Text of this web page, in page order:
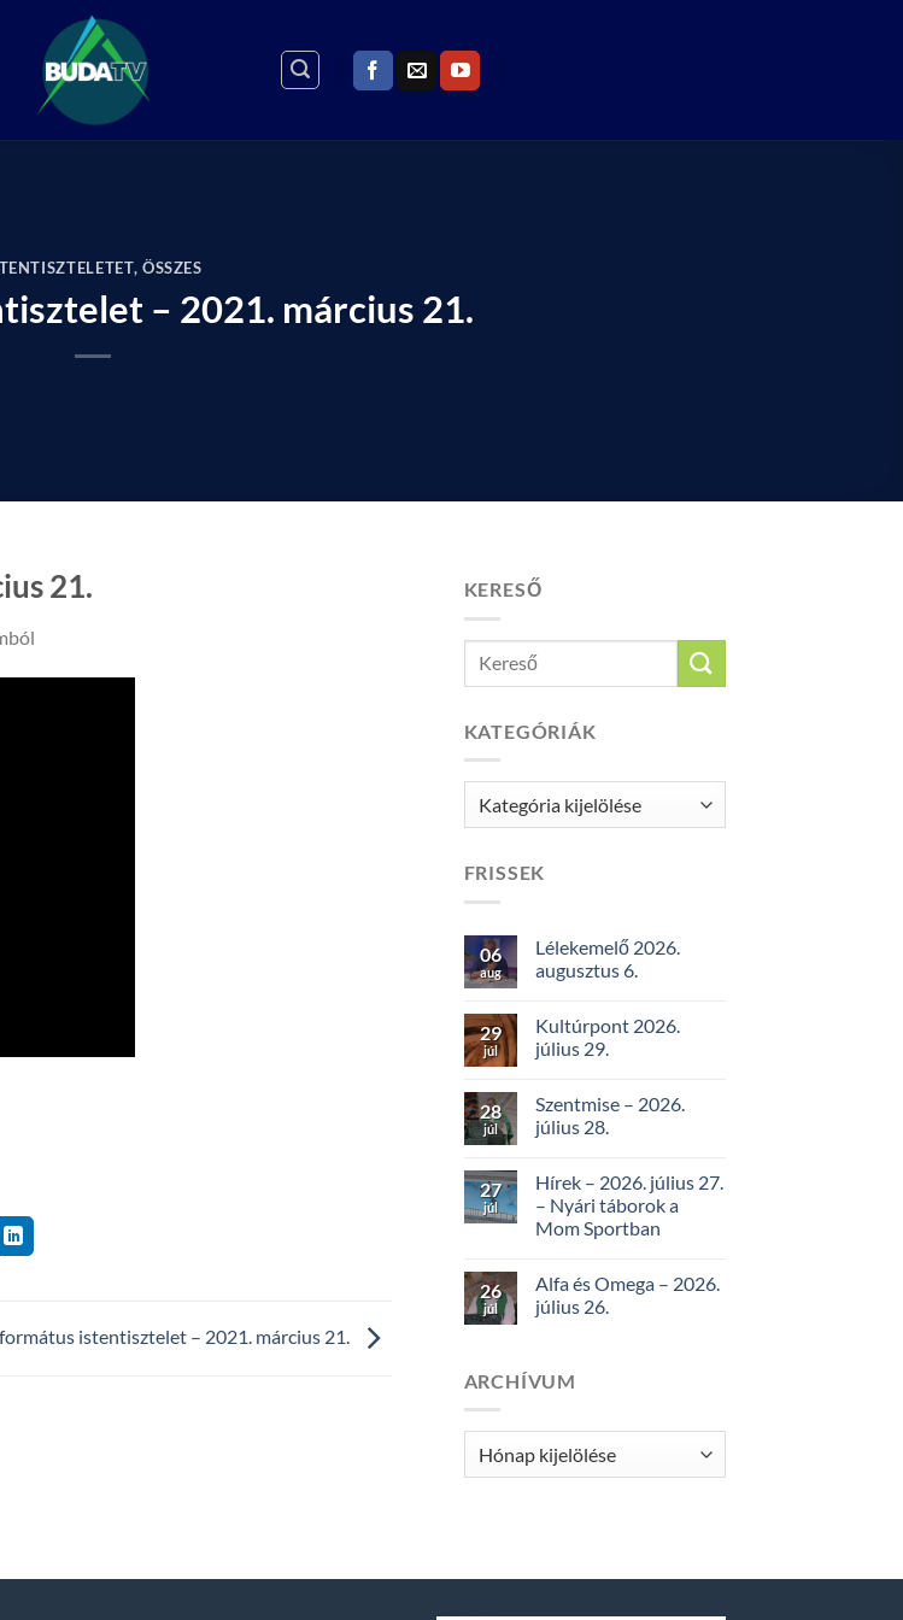
, ÖSSZES
– 2021. március 21.
21.
istentisztelet – 2021. március 21.
KERESŐ
KATEGÓRIÁK
Kategóriák
FRISSEK
06
aug
Lélekemelő 2026.
augusztus 6.
29
júl
Kultúrpont 2026.
július 29.
28
júl
Szentmise – 2026.
július 28.
27
júl
Hírek – 2026. július 27.
– Nyári táborok a
Mom Sportban
26
júl
Alfa és Omega – 2026.
július 26.
ARCHÍVUM
Archívum